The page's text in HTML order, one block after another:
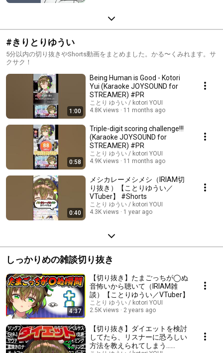
#きりとりゆうい
5分以内の切り抜きやShorts動画をまとめました。かる〜くみれます。サ
クサク！
1:00
Being Human is Good - Kotori
Yui (Karaoke JOYSOUND for
STREAMER) #PR
ことり ゆうい / kotori YOUI
4.8K views
11 months ago
0:58
Triple-digit scoring challenge!!!
(Karaoke JOYSOUND for
STREAMER) #PR
ことり ゆうい / kotori YOUI
4.9K views
11 months ago
0:40
メシカレーメシメシ（IRIAM切
り抜き）【ことりゆうい／
VTuber】 #Shorts
ことり ゆうい / kotori YOUI
4.3K views
1 year ago
しっかりめの雑談切り抜き
4:37
【切り抜き】たまごっちが◯ぬ
音怖いから聴いて（IRIAM雑
談）【ことりゆうい／VTuber】
ことり ゆうい / kotori YOUI
2.5K views
2 years ago
【切り抜き】ダイエットを検討
してたら、リスナーに恐ろしい
方法を教えられてしまう…